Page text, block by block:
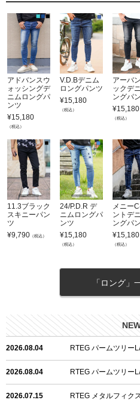
アドバンスウ
ォッシングデ
ニムロングパ
ンツ
¥15,180
（税込）
V.D.Bデニム
ロングパンツ
¥15,180
（税込）
アーバ
ックデ
ングパ
¥15,180
（税込）
11.3ブラック
スキニーパン
ツ
¥9,790 （税込）
24/P.D.R デ
ニムロングパ
ンツ
¥15,180
（税込）
メニー
ントデ
ングパ
¥15,180
（税込）
「ロング」
2026.08.04 RTEG パームツリー
2026.08.04 RTEG パームツリー
2026.07.15 RTEG メタルフィク